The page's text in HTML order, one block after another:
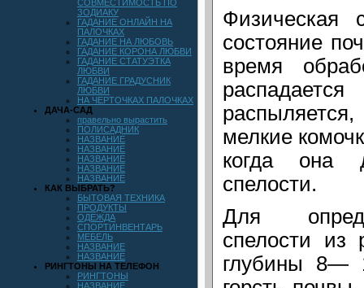
СОВМЕСТИМОСТЬ ПО
ЗОДИАКУ
ГАДАНИЕ ОНЛАЙН НА
ПАЛОЧКАХ
ГАДАНИЕ НА ЛЮБОВЬ
ГАДАНИЕ КОРОНА ЛЮБВИ
ГАДАНИЕ СТАТУЭТКА
ЛЮБВИ
ГАДАНИЕ ГРАДУСНИК
ЛЮБВИ
НА ЧЕРТОЧКАХ ПАЛОЧКАХ
ДАЧА-САД
правельно вырастить
ПОЛИСАДНИК
НАЗВАНИЕ
НАЗВАНИЕ
НАЗВАНИЕ
НАЗВАНИЕ
НАЗВАНИЕ
КАК ВЫБРАТЬ?
БЫТОВАЯ ТЕХНИКА
ПРОДУКТЫ
ОДЕЖДА
СПОРТИНВЕНТАРЬ
МЕБЕЛЬ
НАЗВАНИЕ
НАЗВАНИЕ
РИНГТОНЫ НА ТЕЛЕФОН
РИНГТОНЫ
НАЗВАНИЕ
Физическая
состояние
время
мелкие
когда она
спелости.
Для
спелости из
глубины 8—